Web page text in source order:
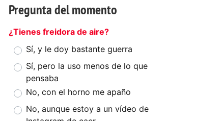
Pregunta del momento
¿Tienes freidora de aire?
Sí, y le doy bastante guerra
Sí, pero la uso menos de lo que
pensaba
No, con el horno me apaño
No, aunque estoy a un vídeo de